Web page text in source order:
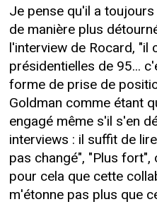
Je pense qu'il a
de manière plus
l'interview de Rocard, "il
présidentielles de 95...
forme de prise de
Goldman comme étant
engagé même s'il s'en
interviews : il suffit de
pas changé", "Plus
pour cela que cette
m'étonne pas plus que